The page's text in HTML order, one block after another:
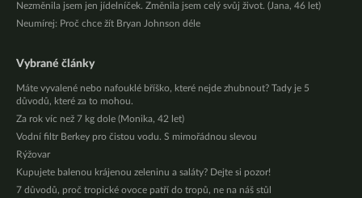
Nezměnila jsem jen jídelníček. Změnila jsem celý svůj život. (Jana, 46 let)
Neumírej: Proč chce žít Bryan Johnson déle
Vybrané články
Máte vyvalené nebo nafouklé bříško, které nejde zhubnout? Tady je 5
důvodů, které za to mohou.
Za rok víc než 7 kg dole (Monika, 42 let)
Vodní filtr Berkey pro čistou vodu. S mimořádnou slevou
Rýžovar
Kupujete balenou krájenou zeleninu a saláty? Dejte si pozor!
7 důvodů, proč tropické ovoce patří do tropů, ne na náš stůl